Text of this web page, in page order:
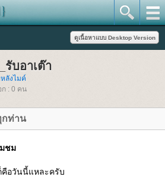
รับอาเต๊า
ลังไมค์
: 0 คน
ท่าน
ชม
คือวันนี้แหละครับ